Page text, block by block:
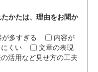
かたは、理由をお聞か
が多すぎる
内容が
くい
文章の表現
活用など見せ方の工夫